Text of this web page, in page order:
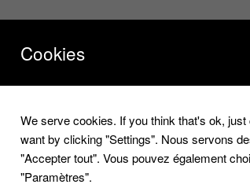
Cookies
We serve cookies. If you think that's ok,
want by clicking "Settings". Nous servons
"Accepter tout". Vous pouvez également
"Paramètres".